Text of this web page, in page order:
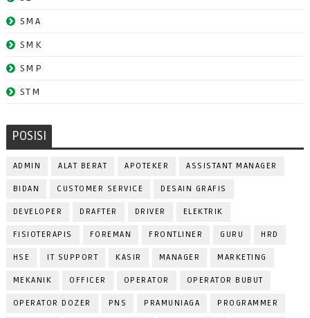
SMA
SMK
SMP
STM
POSISI
ADMIN ALAT BERAT APOTEKER ASSISTANT MANAGER
BIDAN CUSTOMER SERVICE DESAIN GRAFIS
DEVELOPER DRAFTER DRIVER ELEKTRIK
FISIOTERAPIS FOREMAN FRONTLINER GURU HRD
HSE IT SUPPORT KASIR MANAGER MARKETING
MEKANIK OFFICER OPERATOR OPERATOR BUBUT
OPERATOR DOZER PNS PRAMUNIAGA PROGRAMMER